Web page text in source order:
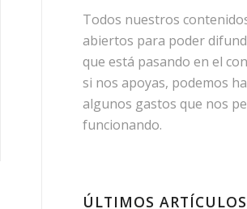
Todos nuestros
abiertos para poder
que está pasando en el
si nos apoyas, podemos
algunos gastos que nos
funcionando.
ÚLTIMOS ARTÍCULOS